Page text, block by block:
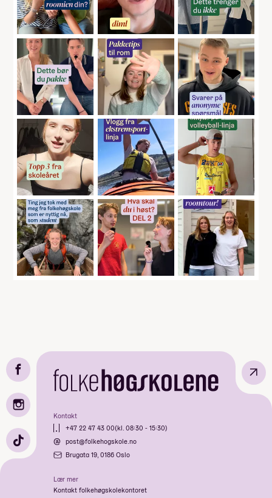
Kontakt
+47 22 47 43 00(kl. 08:30 - 15:30)
post@folkehogskole.no
Brugata 19, 0186 Oslo
Lær mer
Kontakt folkehøgskolekontoret
↗